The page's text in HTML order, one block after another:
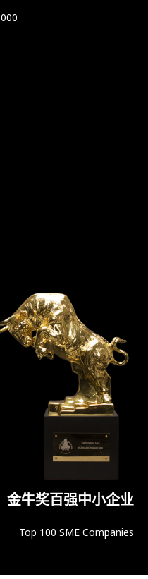
金牛奖百强中小企业
Top 100 SME Companies